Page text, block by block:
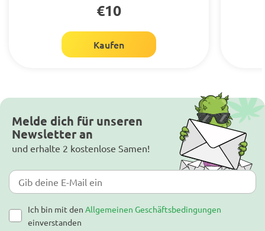
€10
Kaufen
Melde dich für unseren
Newsletter an
und erhalte 2 kostenlose Samen!
Ich bin mit den Allgemeinen Geschäftsbedingungen
einverstanden